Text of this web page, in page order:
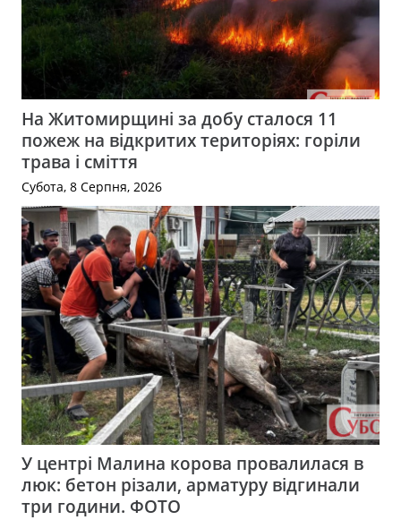
На Житомирщині за добу сталося 11
пожеж на відкритих територіях: горіли
трава і сміття
Субота, 8 Серпня, 2026
У центрі Малина корова провалилася в
люк: бетон різали, арматуру відгинали
три години. ФОТО